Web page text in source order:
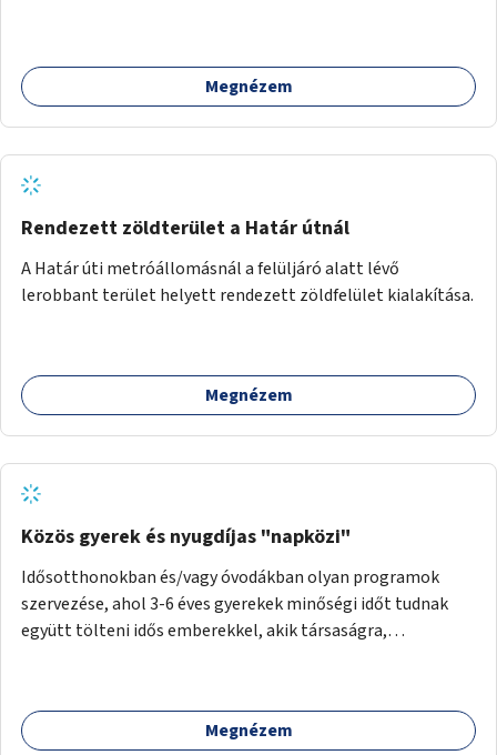
Megnézem
Rendezett zöldterület a Határ útnál
A Határ úti metróállomásnál a felüljáró alatt lévő
lerobbant terület helyett rendezett zöldfelület kialakítása.
Megnézem
Közös gyerek és nyugdíjas "napközi"
Idősotthonokban és/vagy óvodákban olyan programok
szervezése, ahol 3-6 éves gyerekek minőségi időt tudnak
együtt tölteni idős emberekkel, akik társaságra,
Megnézem